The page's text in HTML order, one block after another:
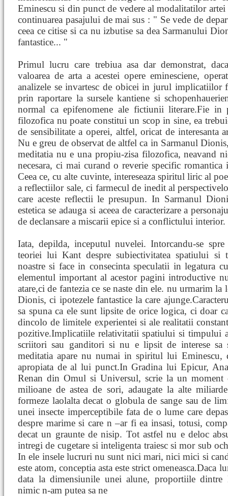
Eminescu si din punct de vedere al modalitatilor artei
continuarea pasajului de mai sus : " Se vede de
ceea ce citise si ca nu izbutise sa dea Sarmanului
fantastice... "
Primul lucru care trebiua asa dar demonstrat,
valoarea de arta a acestei opere eminesciene,
analizele se invartesc de obicei in jurul
prin raportare la sursele kantiene si
normal ca epifenomene ale fictiunii literare.Fie in
filozofica nu poate constitui un scop in sine, ea
de sensibilitate a operei, altfel, oricat de interesanta
Nu e greu de observat de altfel ca in Sarmanul
meditatia nu e una propiu-zisa filozofica, neavand
necesara, ci mai curand o reverie specific
Ceea ce, cu alte cuvinte, intereseaza spiritul liric al
a reflectiilor sale, ci farmecul de inedit al
care aceste reflectii le presupun. In Sarmanul
estetica se adauga si aceea de caracterizare a
de declansare a miscarii epice si a conflictului interior.
Iata, depilda, inceputul nuvelei. Intorcandu-se spre
teoriei lui Kant despre subiectivitatea spatiului
noastre si face in consecinta speculatii in legatura
elementul important al acestor pagini introductive
atare,ci de fantezia ce se naste din ele. nu urmarim
Dionis, ci ipotezele fantastice la care
sa spuna ca ele sunt lipsite de orice logica, ci doar
dincolo de limitele experientei si ale realitatii
pozitive.Implicatiile relativitatii spatiului si timpului
scriitori sau ganditori si nu e lipsit de interese sa
meditatia apare nu numai in spiritul lui
apropiata de al lui punct.In Gradina lui Epicur,
Renan din Omul si Universul, scrie la un
milioane de astea de sori, adaugate la alte
formeze laolalta decat o globula de sange sau de
unei insecte imperceptibile fata de o lume care
despre marime si care n –ar fi ea insasi, totusi,
decat un graunte de nisip. Tot astfel nu e deloc
intregi de cugetare si inteligenta traiesc si mor sub
In ele insele lucruri nu sunt nici mari, nici mici si
este atom, conceptia asta este strict omeneasca.Daca
data la dimensiunile unei alune, proportiile dintre
nimic n-am putea sa ne